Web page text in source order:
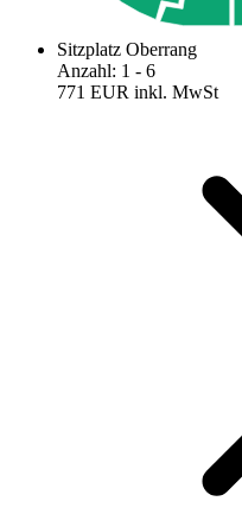
Sitzplatz Oberrang
Anzahl: 1 - 6
771 EUR inkl. MwSt